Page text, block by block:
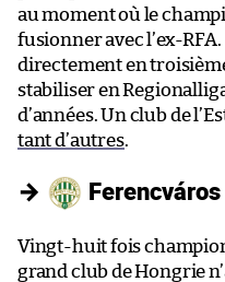
au moment où le
fusionner avec l’ex-
directement en
stabiliser en
d’années. Un club de
tant d’autres.
→
Vingt-huit fois
grand club de Hongrie